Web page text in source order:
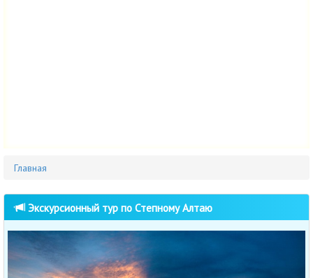
Главная
Экскурсионный тур по Степному Алтаю